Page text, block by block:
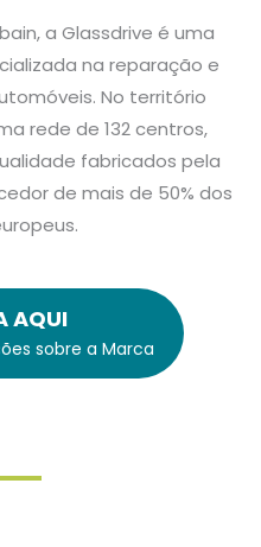
a Glassdrive é uma
na reparação e
No território
rede de 132 centros,
fabricados pela
de mais de 50% dos
AQUI
sobre a Marca